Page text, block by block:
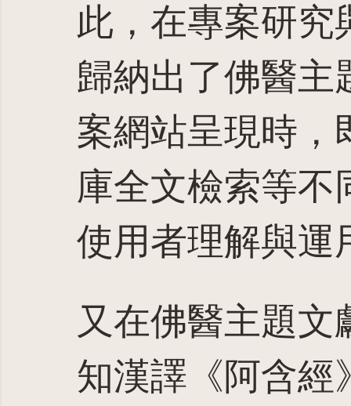
此，在專案研究
歸納出了佛醫主
案網站呈現時，
庫全文檢索等不
使用者理解與運
又在佛醫主題
知漢譯《阿含經